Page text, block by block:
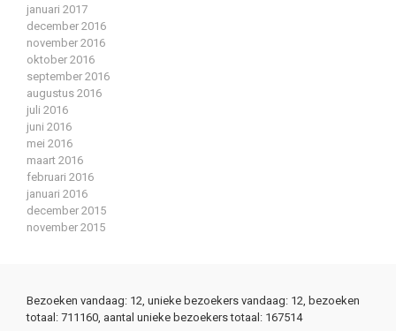
januari 2017
december 2016
november 2016
oktober 2016
september 2016
augustus 2016
juli 2016
juni 2016
mei 2016
maart 2016
februari 2016
januari 2016
december 2015
november 2015
Bezoeken vandaag: 12, unieke bezoekers vandaag: 12, bezoeken
totaal: 711160, aantal unieke bezoekers totaal: 167514